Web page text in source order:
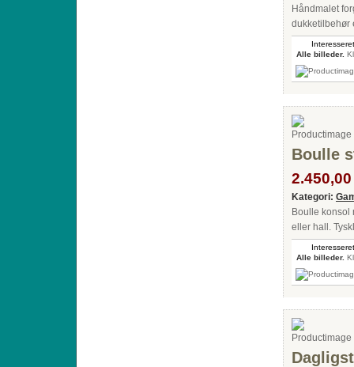
Håndmalet
dukketilbehør
Alle billeder.
Boulle
Kategori:
Boulle konsol
eller hall.
Alle billeder.